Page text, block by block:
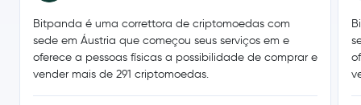
AAVE
Bitpanda é uma correttora de criptomoedas com
sede em Áustria que começou seus serviços em e
oferece a pessoas físicas a possibilidade de comprar e
vender mais de 291 criptomoedas.